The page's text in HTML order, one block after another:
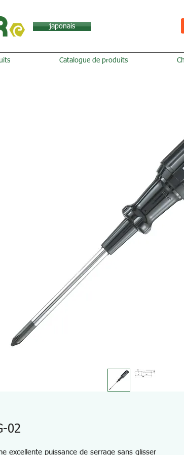
japonais
Catalogue de produits
02
excellente puissance de serrage sans glisser